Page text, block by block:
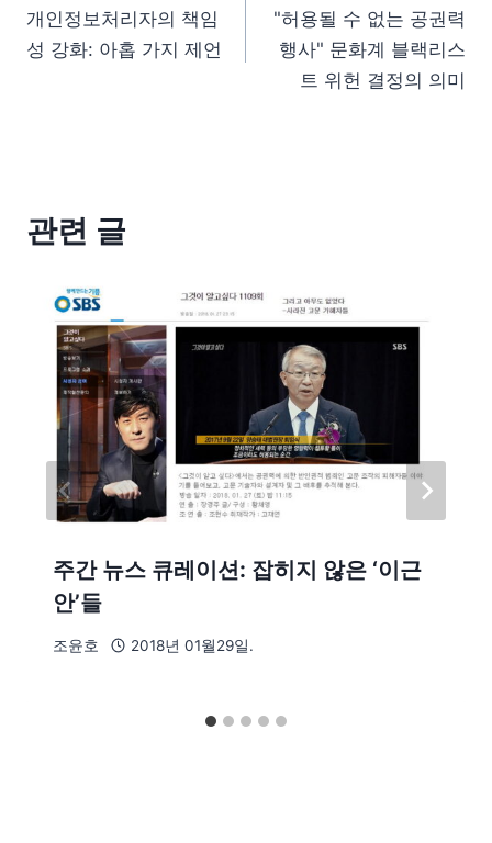
개인정보처리자의 책임
성 강화: 아홉 가지 제언
"허용될 수 없는 공권력
행사" 문화계 블랙리스
트 위헌 결정의 의미
관련 글
주간 뉴스 큐레이션: 잡히지 않은 ‘이근
안’들
조윤호 2018년 01월29일.